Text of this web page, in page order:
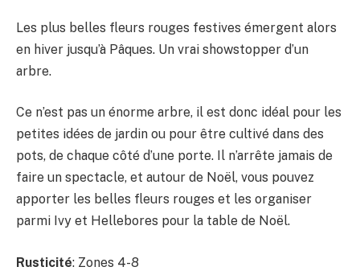
Les plus belles fleurs rouges festives émergent alors
en hiver jusqu’à Pâques. Un vrai showstopper d’un
arbre.
Ce n’est pas un énorme arbre, il est donc idéal pour les
petites idées de jardin ou pour être cultivé dans des
pots, de chaque côté d’une porte. Il n’arrête jamais de
faire un spectacle, et autour de Noël, vous pouvez
apporter les belles fleurs rouges et les organiser
parmi Ivy et Hellebores pour la table de Noël.
Rusticité: Zones 4-8